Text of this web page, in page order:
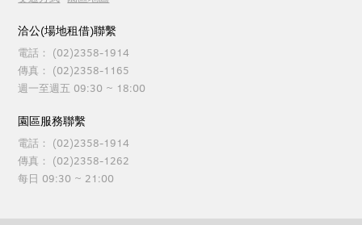
洽公(場地租借)聯繫
電話：
(02)2358-1914
傳真：
(02)2358-1165
週一至週五 09:30 ~ 18:00
園區服務聯繫
電話：
(02)2358-1914
傳真：
(02)2358-1262
每日 09:30 ~ 21:00